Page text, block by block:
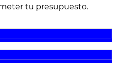
tu presupuesto.